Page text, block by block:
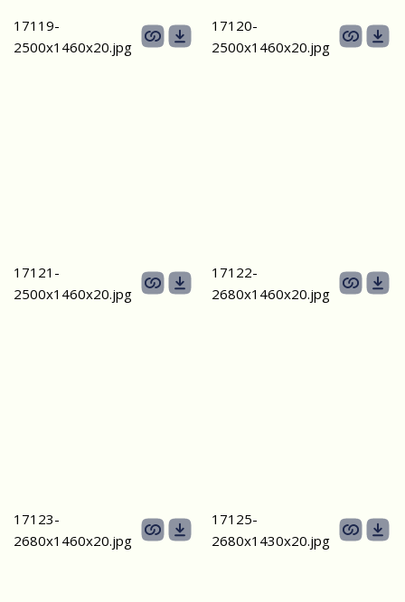
17119-
2500х1460х20.jpg
17120-
2500х1460х20.jpg
17121-
2500х1460х20.jpg
17122-
2680х1460х20.jpg
17123-
2680х1460х20.jpg
17125-
2680х1430х20.jpg